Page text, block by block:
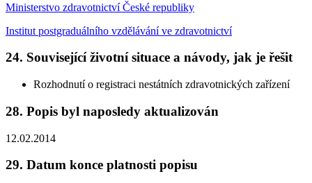
Ministerstvo zdravotnictví České republiky
Institut postgraduálního vzdělávání ve zdravotnictví
24. Související životní situace a návody, jak je řešit
Rozhodnutí o registraci nestátních zdravotnických zařízení
28. Popis byl naposledy aktualizován
12.02.2014
29. Datum konce platnosti popisu